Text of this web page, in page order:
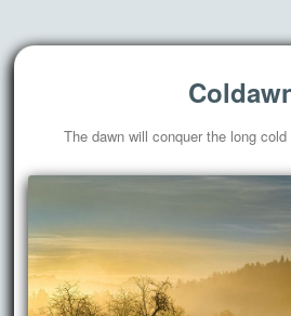
The dawn will conquer the long